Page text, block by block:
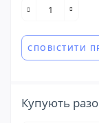
СПОВІСТИТИ
Купують